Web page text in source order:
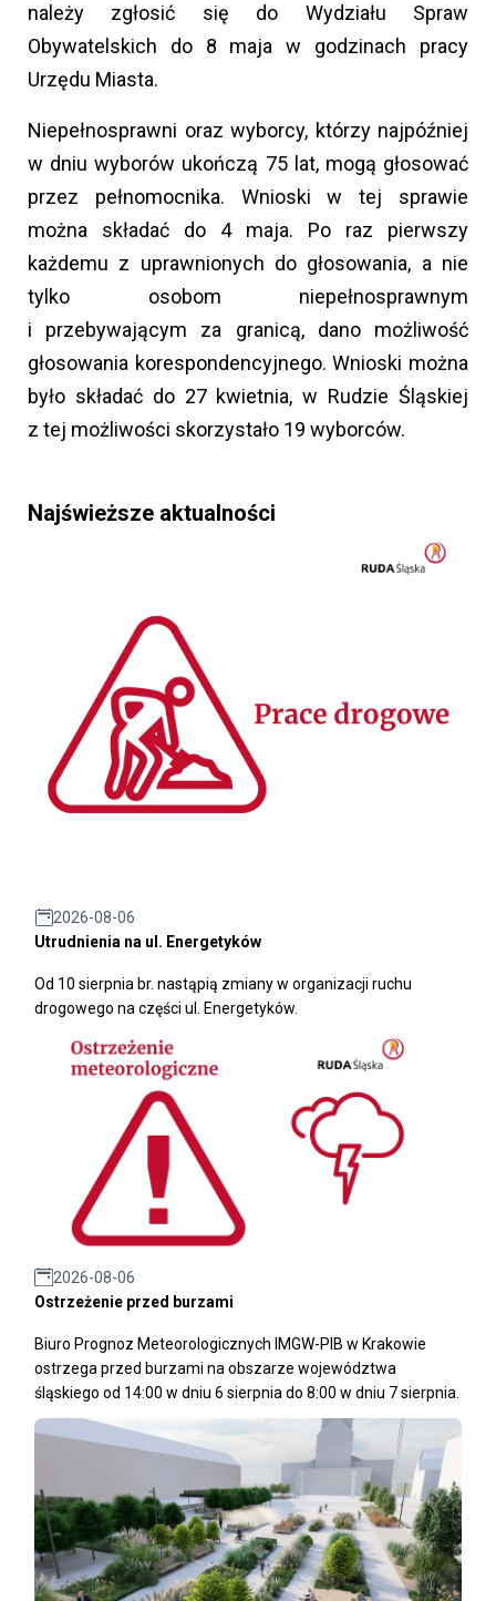
należy zgłosić się do Wydziału Spraw
Obywatelskich do 8 maja w godzinach pracy
Urzędu Miasta.
Niepełnosprawni oraz wyborcy, którzy najpóźniej
w dniu wyborów ukończą 75 lat, mogą głosować
przez pełnomocnika. Wnioski w tej sprawie
można składać do 4 maja. Po raz pierwszy
każdemu z uprawnionych do głosowania, a nie
tylko osobom niepełnosprawnym
i przebywającym za granicą, dano możliwość
głosowania korespondencyjnego. Wnioski można
było składać do 27 kwietnia, w Rudzie Śląskiej
z tej możliwości skorzystało 19 wyborców.
Najświeższe aktualności
2026-08-06
Utrudnienia na ul. Energetyków
Od 10 sierpnia br. nastąpią zmiany w organizacji ruchu
drogowego na części ul. Energetyków.
2026-08-06
Ostrzeżenie przed burzami
Biuro Prognoz Meteorologicznych IMGW-PIB w Krakowie
ostrzega przed burzami na obszarze województwa
śląskiego od 14:00 w dniu 6 sierpnia do 8:00 w dniu 7 sierpnia.